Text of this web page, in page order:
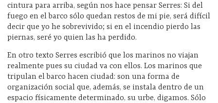
cintura para arriba, según nos hace pensar Serres: Si del
fuego en el barco sólo quedan restos de mi pie, será difícil
decir que yo he sobrevivido; si en el incendio pierdo las
piernas, seré yo quien las ha perdido.
En otro texto Serres escribió que los marinos no viajan
realmente pues su ciudad va con ellos. Los marinos que
tripulan el barco hacen ciudad: son una forma de
organización social que, además, se instala dentro de un
espacio físicamente determinado, su urbe, digamos. Sólo